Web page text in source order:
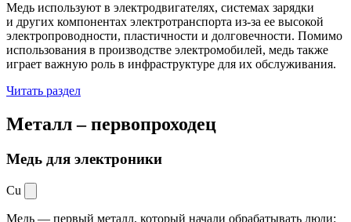
Медь используют в электродвигателях, системах зарядки
и других компонентах электротранспорта из-за ее высокой
электропроводности, пластичности и долговечности. Помимо
использования в производстве электромобилей, медь также
играет важную роль в инфраструктуре для их обслуживания.
Читать раздел
Металл –первопроходец
Медь для электроники
Cu
Медь — первый металл, который начали обрабатывать люди: